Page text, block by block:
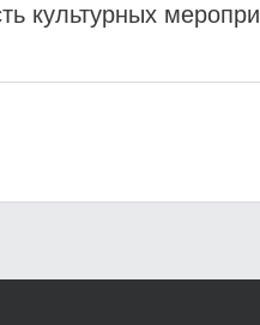
культурных